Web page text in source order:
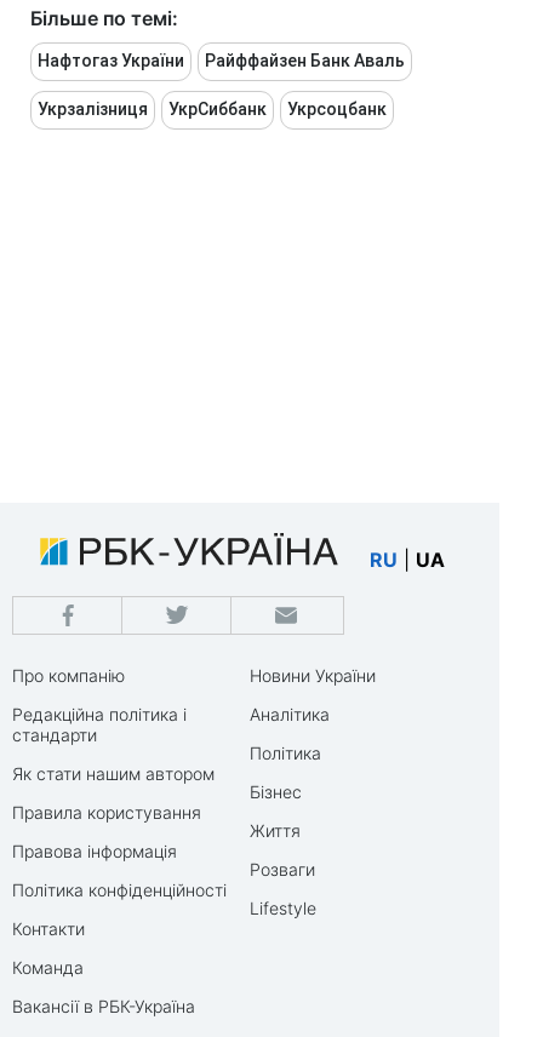
Більше по темі:
Нафтогаз України Райффайзен Банк Аваль
Укрзалізниця УкрСиббанк Укрсоцбанк
RU UA
Про компанію
Редакційна політика і
стандарти
Як стати нашим автором
Правила користування
Правова інформація
Політика конфіденційності
Контакти
Команда
Вакансії в РБК-Україна
Новини України
Аналітика
Політика
Бізнес
Життя
Розваги
Lifestyle